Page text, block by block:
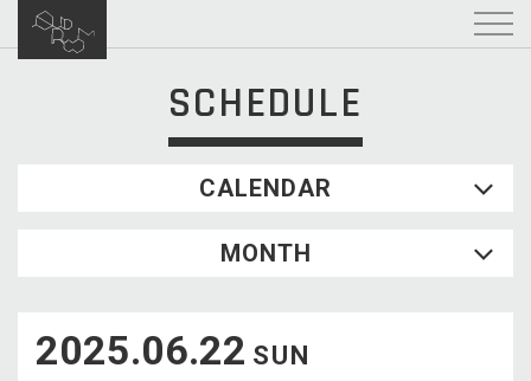
SCHEDULE
CALENDAR
WED
2
3 4 5
MONTH
2025.06.22 SUN